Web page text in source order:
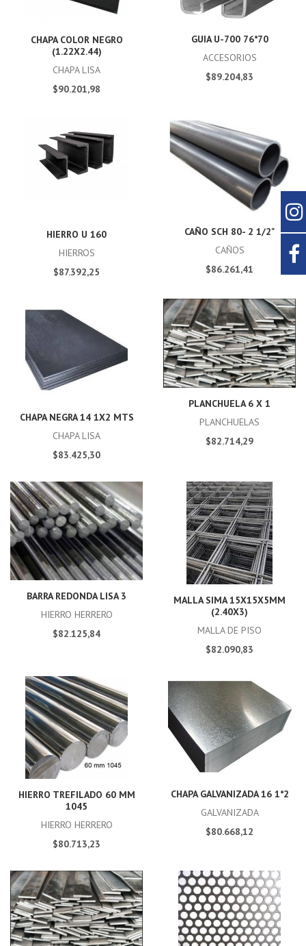
CHAPA COLOR NEGRO
(1.22X2.44)
CHAPA LISA
$90.201,98
GUIA U-700 76*70
ACCESORIOS
$89.204,83
HIERRO U 160
HIERROS
$87.392,25
CAÑO SCH 80- 2 1/2"
CAÑOS
$86.261,41
CHAPA NEGRA 14 1X2 MTS
CHAPA LISA
$83.425,30
PLANCHUELA 6 X 1
PLANCHUELAS
$82.714,29
BARRA REDONDA LISA 3
HIERRO HERRERO
$82.125,84
MALLA SIMA 15X15X5MM
(2.40X3)
MALLA DE PISO
$82.090,83
HIERRO TREFILADO 60 MM
1045
HIERRO HERRERO
$80.713,23
CHAPA GALVANIZADA 16 1*2
GALVANIZADA
$80.668,12